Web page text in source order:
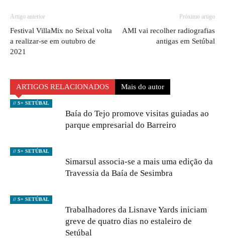
Artigo anterior
Festival VillaMix no Seixal volta
a realizar-se em outubro de
2021
Próximo artigo
AMI vai recolher radiografias
antigas em Setúbal
ARTIGOS RELACIONADOS Mais do autor
// S+ SETÚBAL
Baía do Tejo promove visitas guiadas ao
parque empresarial do Barreiro
// S+ SETÚBAL
Simarsul associa-se a mais uma edição da
Travessia da Baía de Sesimbra
// S+ SETÚBAL
Trabalhadores da Lisnave Yards iniciam
greve de quatro dias no estaleiro de
Setúbal